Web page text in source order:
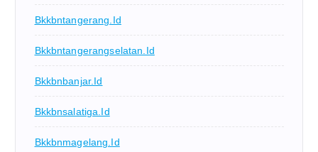
Bkkbntangerang.id
Bkkbntangerangselatan.id
Bkkbnbanjar.id
Bkkbnsalatiga.id
Bkkbnmagelang.id